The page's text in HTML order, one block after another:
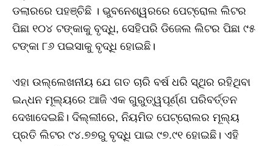
ଡଲାରରେ ପହଞ୍ଚିଛି । ଭୁବନେଶ୍ୱରରେ ପେଟ୍ରୋଲ ଲିଟର
ପିଛା ୧୦୪ ଟଙ୍କାକୁ ବୃଦ୍ଧି, ସେହିପରି ଡିଜେଲ ଲିଟର ପିଛା ୯୫
ଟଙ୍କା ୮୬ ପଇସାକୁ ବୃଦ୍ଧି ହୋଇଛି।
ଏହା ଉଲ୍ଲେଖନୀୟ ଯେ ଗତ ଚାରି ବର୍ଷ ଧରି ସ୍ଥିର ରହିଥିବା
ଇନ୍ଧନ ମୂଲ୍ୟରେ ଆଜି ଏକ ଗୁରୁତ୍ୱପୂର୍ଣ୍ଣ ପରିବର୍ତ୍ତନ
ଦେଖାଦେଇଛି। ଦିଲ୍ଲୀରେ, ନିୟମିତ ପେଟ୍ରୋଲର ମୂଲ୍ୟ
ପ୍ରତି ଲିଟର ୯୪.୭୭ରୁ ବୃଦ୍ଧି ପାଇ ୯୭.୯୧ ହୋଇଛି। ଏହି